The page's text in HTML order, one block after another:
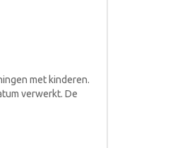
met kinderen.
verwerkt. De